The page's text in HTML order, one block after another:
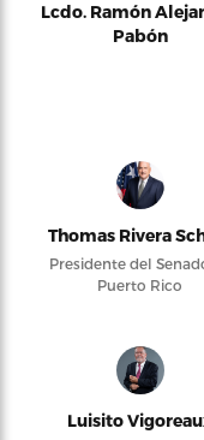
Lcdo. Ramón
Pabón
Thomas Rivera
Presidente del
Puerto Rico
Luisito